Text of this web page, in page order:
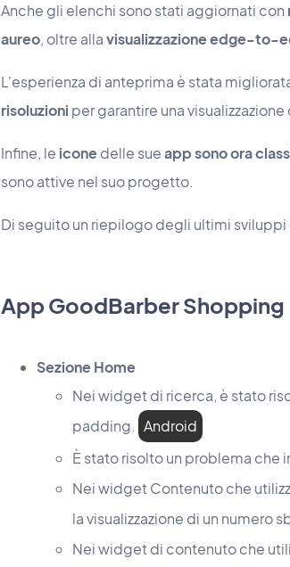
Anche gli elenchi sono stati aggiornati con
aureo, oltre allavisualizzazione edge-to-
L'esperienza di anteprima è stata
risoluzioni per garantire una
Infine, le iconedelle sueapp sono ora
sono attive nel suo progetto.
Di seguito un riepilogo degli ultimi
App GoodBarber Shopping
Sezione Home
Nei widget di ricerca, è stato
padding. Android
È stato risolto un problema che
Nei widget Contenuto che
la visualizzazione di un numero
Nei widget di contenuto che